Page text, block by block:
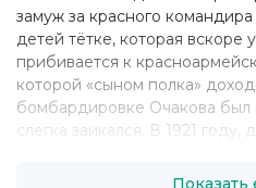
замуж за красного
детей тётке, которая вскоре
прибивается к
которой «сыном полка»
бомбардировке Очакова был
слегка заикался. В 1921
бескорыстной помощиПоказать